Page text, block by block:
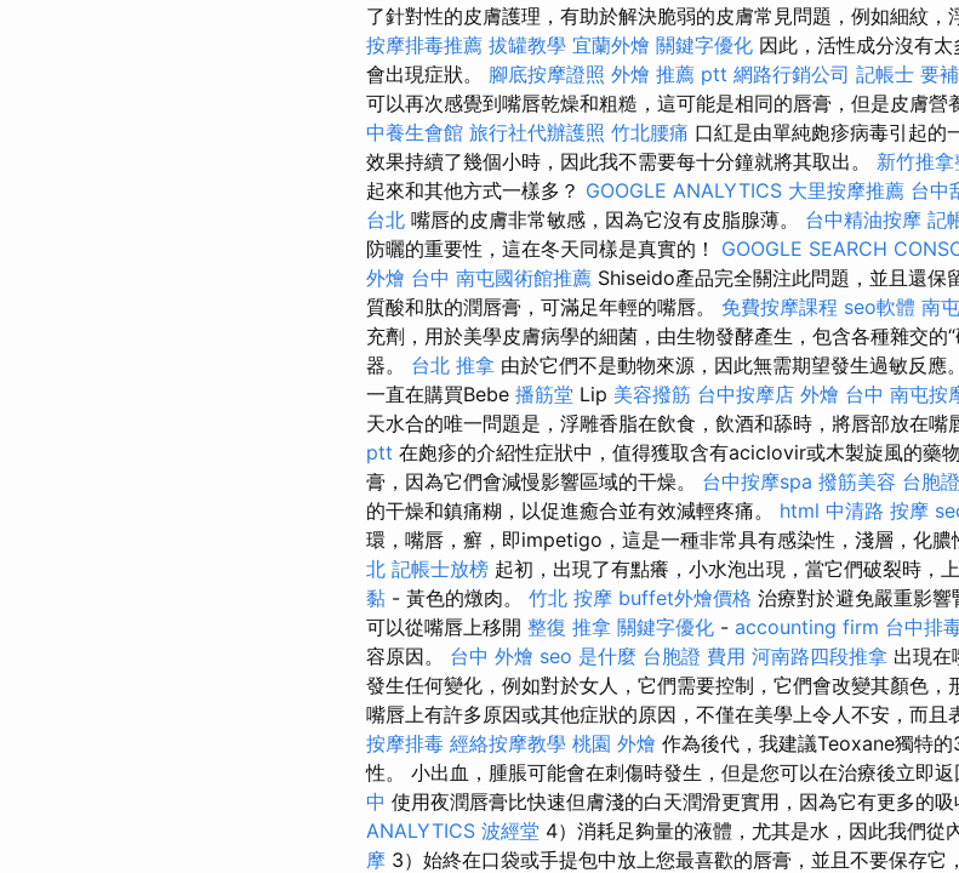
了針對性的皮膚護理，有助於解決脆弱的皮膚常見問題，例如細紋，
按摩排毒推薦 拔罐教學 宜蘭外燴 關鍵字優化 因此，活性成分沒有
會出現症狀。 腳底按摩證照 外燴 推薦 ptt 網路行銷公司 記帳士 要
可以再次感覺到嘴唇乾燥和粗糙，這可能是相同的唇膏，但是皮膚營
中養生會館 旅行社代辦護照 竹北腰痛 口紅是由單純皰疹病毒引起的
效果持續了幾個小時，因此我不需要每十分鐘就將其取出。 新竹推
起來和其他方式一樣多？ GOOGLE ANALYTICS 大里按摩推薦 台中
台北 嘴唇的皮膚非常敏感，因為它沒有皮脂腺薄。 台中精油按摩 記
防曬的重要性，這在冬天同樣是真實的！ GOOGLE SEARCH
外燴 台中 南屯國術館推薦 Shiseido產品完全關注此問題，並且還保
質酸和肽的潤唇膏，可滿足年輕的嘴唇。 免費按摩課程 seo軟體 南
充劑，用於美學皮膚病學的細菌，由生物發酵產生，包含各種雜交的
器。 台北 推拿 由於它們不是動物來源，因此無需期望發生過敏反應。
一直在購買Bebe 播筋堂 Lip 美容撥筋 台中按摩店 外燴 台中 南屯按
天水合的唯一問題是，浮雕香脂在飲食，飲酒和舔時，將唇部放在嘴
ptt 在皰疹的介紹性症狀中，值得獲取含有aciclovir或木製旋風的藥
膏，因為它們會減慢影響區域的干燥。 台中按摩spa 撥筋美容 台胞
的干燥和鎮痛糊，以促進癒合並有效減輕疼痛。 html 中清路 按摩
環，嘴唇，癬，即impetigo，這是一種非常具有感染性，淺層，化膿
北 記帳士放榜 起初，出現了有點癢，小水泡出現，當它們破裂時，
黏 - 黃色的燉肉。 竹北 按摩 buffet外燴價格 治療對於避免嚴重影
可以從嘴唇上移開 整復 推拿 關鍵字優化 - accounting firm 台中排
容原因。 台中 外燴 seo 是什麼 台胞證 費用 河南路四段推拿 出現在
發生任何變化，例如對於女人，它們需要控制，它們會改變其顏色，
嘴唇上有許多原因或其他症狀的原因，不僅在美學上令人不安，而且
按摩排毒 經絡按摩教學 桃園 外燴 作為後代，我建議Teoxane獨特
性。 小出血，腫脹可能會在刺傷時發生，但是您可以在治療後立即返
中 使用夜潤唇膏比快速但膚淺的白天潤滑更實用，因為它有更多的吸
ANALYTICS 波經堂 4）消耗足夠量的液體，尤其是水，因此我們從
摩 3）始終在口袋或手提包中放上您最喜歡的唇膏，並且不要保存它